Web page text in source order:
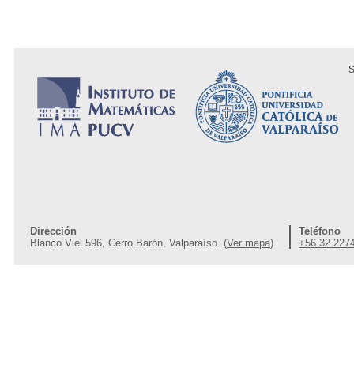
Dirección
Blanco Viel 596, Cerro Barón, Valparaíso. (Ver mapa)
Teléfono
+56 32